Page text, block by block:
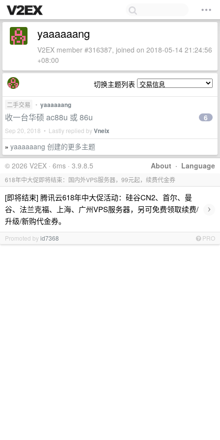
yaaaaaang
V2EX member #316387, joined on 2018-05-14 21:24:56
+08:00
切换主题列表
二手交易 • yaaaaaang
收一台华硕 ac88u 或 86u
Sep 20, 2018 • Lastly replied byVneix
6
» yaaaaaang 创建的更多主题
About · Language
© 2026 V2EX · 6ms · 3.9.8.5
618年中大促即将结束：国内外VPS服务器，99元起，续费代金券
[即将结束] 腾讯云618年中大促活动：硅谷CN2、首尔、曼
谷、法兰克福、上海、广州VPS服务器，另可免费领取续费/
升级/新购代金券。
›
Promoted byid7368 PRO